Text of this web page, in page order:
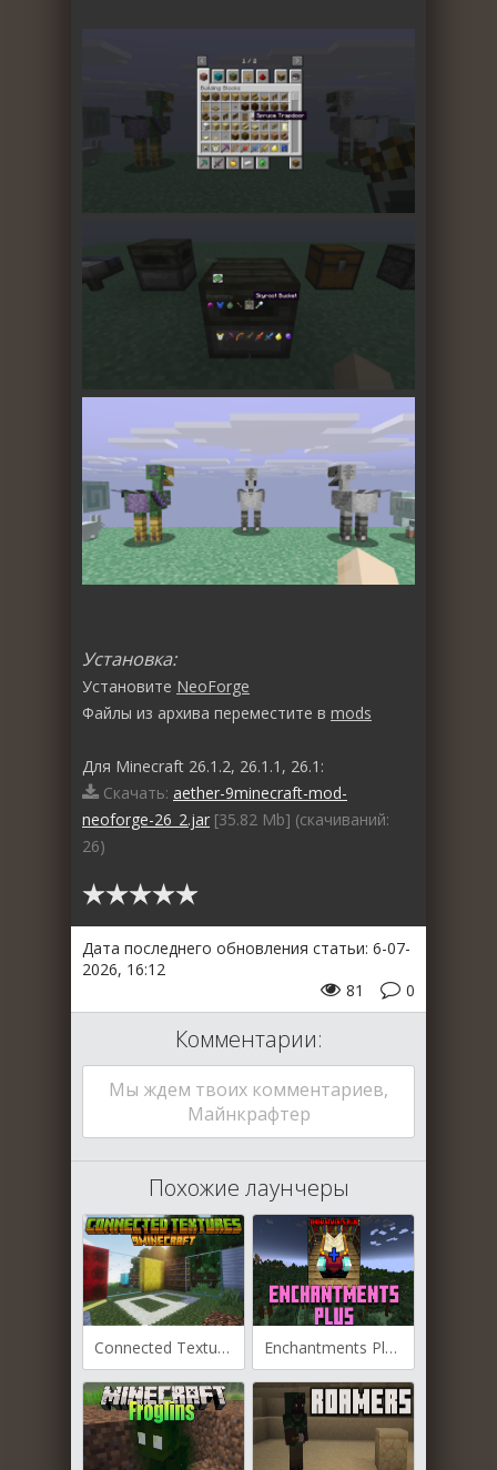
Установка:
Установите NeoForge
Файлы из архива переместите в mods
Для Minecraft 26.1.2, 26.1.1, 26.1:
Скачать: aether-9minecraft-mod-
neoforge-26_2.jar [35.82 Mb] (cкачиваний:
26)
Дата последнего обновления статьи: 6-07-
2026, 16:12
0
81
Комментарии:
Мы ждем твоих комментариев,
Майнкрафтер
Похожие лаунчеры
Connected Textures для Майнкрафт [26.2, 26.1.2] Enchantments Plus для Майнкрафт [1.21.11, 1.21.10, 1.21.9]